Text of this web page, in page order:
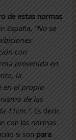
de estas normas.
España, “No se
con
prevenida en
la
en el propio
de las
11cm.”. Es decir,
con las normas
si sonpara